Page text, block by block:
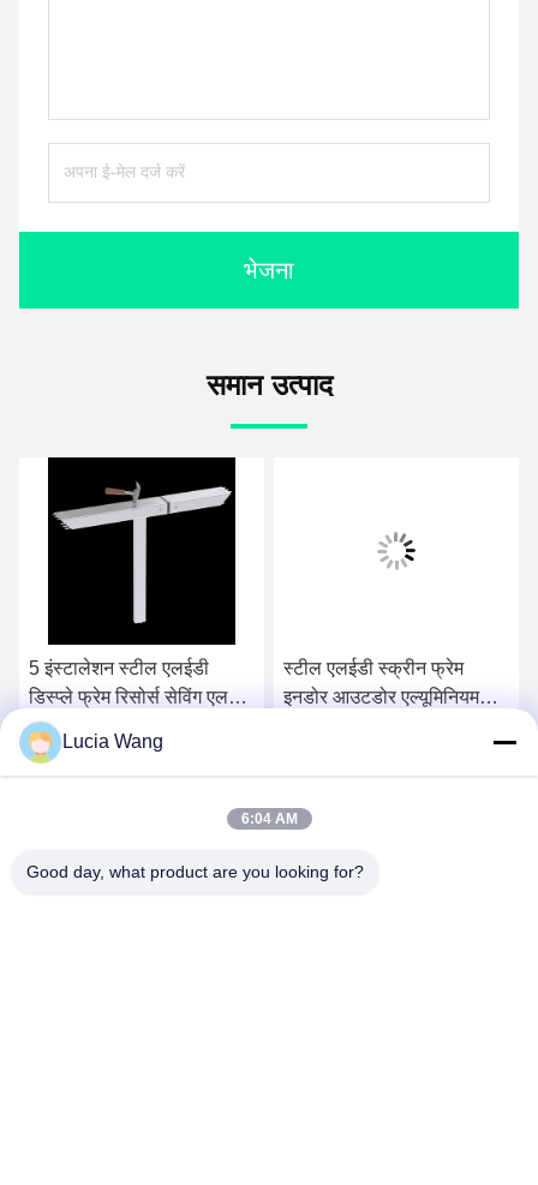
भेजना
समान उत्पाद
5 इंस्टालेशन स्टील एलईडी
डिस्प्ले फ्रेम रिसोर्स सेविंग एलईडी
लाइट बॉक्स फ्रेम
सबसे अच्छी कीमत पाएं
स्टील एलईडी स्क्रीन फ्रेम
इनडोर आउटडोर एल्यूमिनियम
सबसे अच्छी कीमत पाएं
Lucia Wang
6:04 AM
Good day, what product are you looking for?